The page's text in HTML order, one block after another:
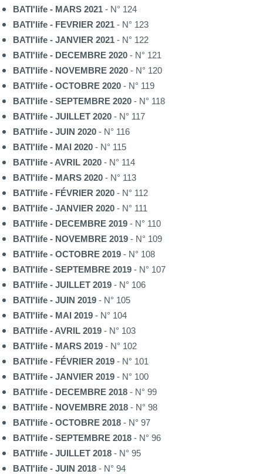
BATI'life - MARS 2021 - N° 124
BATI'life - FEVRIER 2021 - N° 123
BATI'life - JANVIER 2021 - N° 122
BATI'life - DECEMBRE 2020 - N° 121
BATI'life - NOVEMBRE 2020 - N° 120
BATI'life - OCTOBRE 2020 - N° 119
BATI'life - SEPTEMBRE 2020 - N° 118
BATI'life - JUILLET 2020 - N° 117
BATI'life - JUIN 2020 - N° 116
BATI'life - MAI 2020 - N° 115
BATI'life - AVRIL 2020 - N° 114
BATI'life - MARS 2020 - N° 113
BATI'life - FÉVRIER 2020 - N° 112
BATI'life - JANVIER 2020 - N° 111
BATI'life - DECEMBRE 2019 - N° 110
BATI'life - NOVEMBRE 2019 - N° 109
BATI'life - OCTOBRE 2019 - N° 108
BATI'life - SEPTEMBRE 2019 - N° 107
BATI'life - JUILLET 2019 - N° 106
BATI'life - JUIN 2019 - N° 105
BATI'life - MAI 2019 - N° 104
BATI'life - AVRIL 2019 - N° 103
BATI'life - MARS 2019 - N° 102
BATI'life - FÉVRIER 2019 - N° 101
BATI'life - JANVIER 2019 - N° 100
BATI'life - DECEMBRE 2018 - N° 99
BATI'life - NOVEMBRE 2018 - N° 98
BATI'life - OCTOBRE 2018 - N° 97
BATI'life - SEPTEMBRE 2018 - N° 96
BATI'life - JUILLET 2018 - N° 95
BATI'life - JUIN 2018 - N° 94